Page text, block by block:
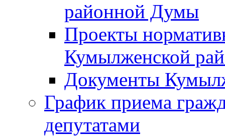
районной Думы
Проекты
Кумылженской
Документы
График приема
депутатами